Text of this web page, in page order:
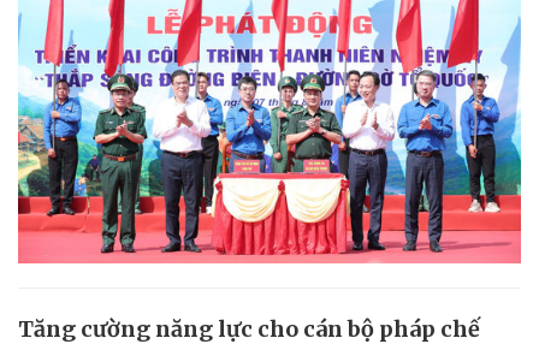
Tăng cường năng lực cho cán bộ pháp chế